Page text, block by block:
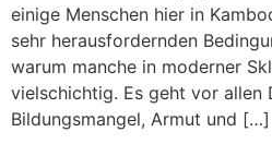
einige Menschen hier in
sehr herausfordernden
warum manche in moderner
vielschichtig. Es geht vor allen
Bildungsmangel, Armut und […]